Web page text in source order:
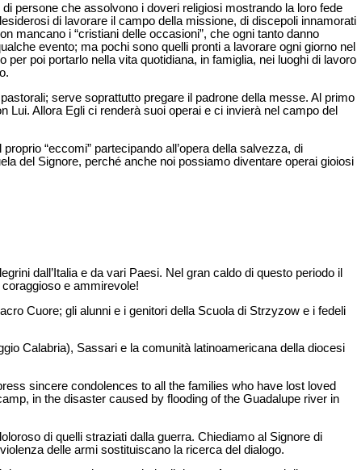
persone che assolvono i doveri religiosi mostrando la loro fede
di lavorare il campo della missione, di discepoli innamorati
mancano i “cristiani delle occasioni”, che ogni tanto danno
evento; ma pochi sono quelli pronti a lavorare ogni giorno nel
poi portarlo nella vita quotidiana, in famiglia, nei luoghi di lavoro
serve soprattutto pregare il padrone della messe. Al primo
Allora Egli ci renderà suoi operai e ci invierà nel campo del
“eccomi” partecipando all’opera della salvezza, di
del Signore, perché anche noi possiamo diventare operai gioiosi
dall’Italia e da vari Paesi. Nel gran caldo di questo periodo il
e ammirevole!
Cuore; gli alunni e i genitori della Scuola di Strzyzow e i fedeli
Calabria), Sassari e la comunità latinoamericana della diocesi
sincere condolences to all the families who have lost loved
in the disaster caused by flooding of the Guadalupe river in
di quelli straziati dalla guerra. Chiediamo al Signore di
delle armi sostituiscano la ricerca del dialogo.